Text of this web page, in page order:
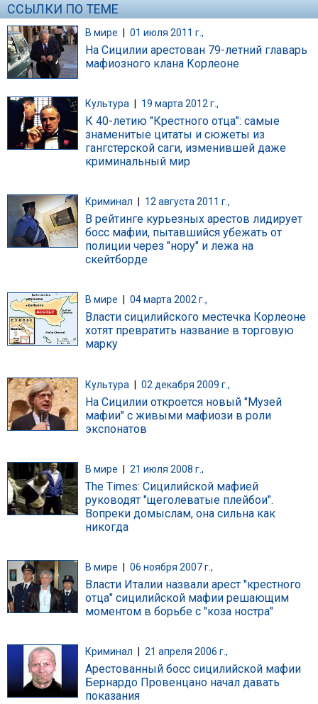
ССЫЛКИ ПО ТЕМЕ
В мире | 01 июля 2011 г.,
На Сицилии арестован 79-летний главарь
мафиозного клана Корлеоне
Культура 19 марта 2012 г.,
К 40-летию "Крестного отца": самые
знаменитые цитаты и сюжеты из
гангстерской саги, изменившей даже
криминальный мир
Криминал 12 августа 2011 г.,
В рейтинге курьезных арестов лидирует
босс мафии, пытавшийся убежать от
полиции через "нору" и лежа на
скейтборде
В мире 04 марта 2002 г.,
Власти сицилийского местечка Корлеоне
хотят превратить название в торговую
марку
Культура | 02 декабря 2009 г.,
На Сицилии откроется новый "Музей
мафии" с живыми мафиози в роли
экспонатов
В мире 21 июля 2008 г.,
The Times: Сицилийской мафией
руководят "щеголеватые плейбои".
Вопреки домыслам, она сильна как
никогда
В мире 06 ноября 2007 г.,
Власти Италии назвали арест "крестного
отца" сицилийской мафии решающим
моментом в борьбе с "коза ностра"
Криминал 21 апреля 2006 г.,
Арестованный босс сицилийской мафии
Бернардо Провенцано начал давать
показания